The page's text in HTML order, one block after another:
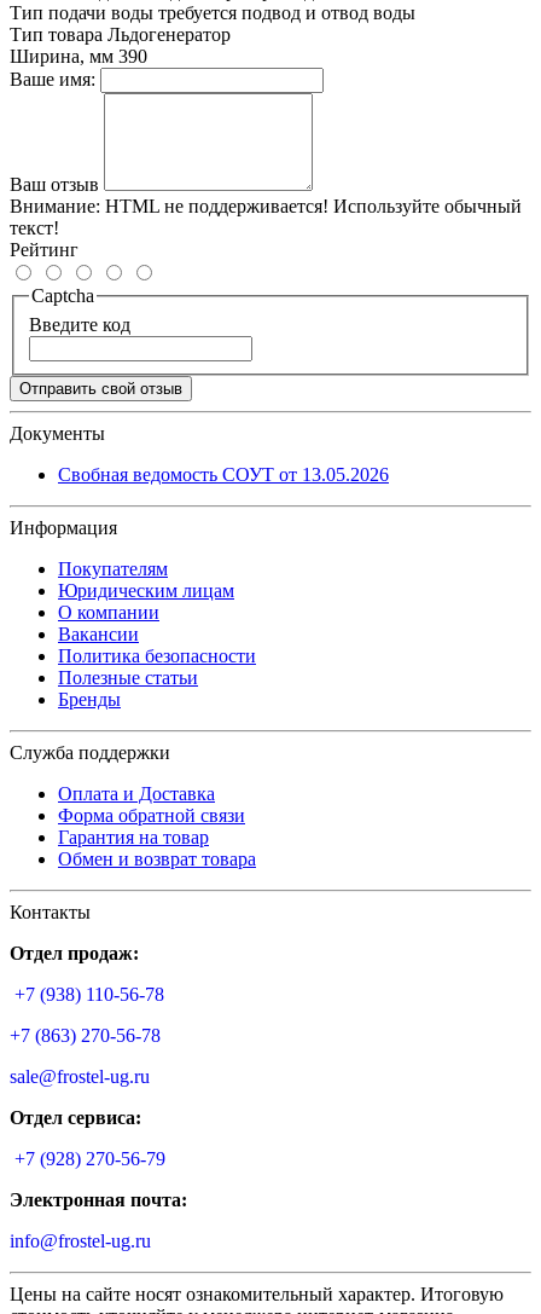
Тип подачи воды требуется подвод и отвод воды
Тип товара Льдогенератор
Ширина, мм 390
Ваше имя:
Ваш отзыв
Внимание: HTML не поддерживается! Используйте обычный
текст!
Рейтинг
Captcha
Введите код
Отправить свой отзыв
Документы
Свобная ведомость СОУТ от 13.05.2026
Информация
Покупателям
Юридическим лицам
О компании
Вакансии
Политика безопасности
Полезные статьи
Бренды
Служба поддержки
Оплата и Доставка
Форма обратной связи
Гарантия на товар
Обмен и возврат товара
Контакты
Отдел продаж:
+7 (938) 110-56-78
+7 (863) 270-56-78
sale@frostel-ug.ru
Отдел сервиса:
+7 (928) 270-56-79
Электронная почта:
info@frostel-ug.ru
Цены на сайте носят ознакомительный характер. Итоговую